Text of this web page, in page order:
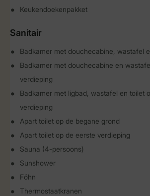
Keukendoekenpakket
Sanitair
Badkamer met douchecabine, wastafel
Badkamer met douchecabine en
verdieping
Badkamer met ligbad, wastafel en toilet
verdieping
Apart toilet op de begane grond
Apart toilet op de eerste verdieping
Sauna (4-persoons)
Sunshower
Föhn
Thermostaatkranen